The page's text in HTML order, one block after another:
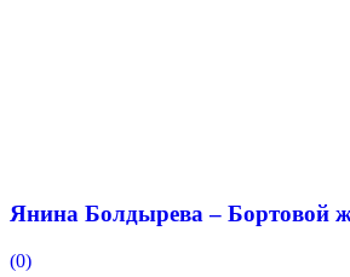
Янина Болдырева – Бортовой
(0)